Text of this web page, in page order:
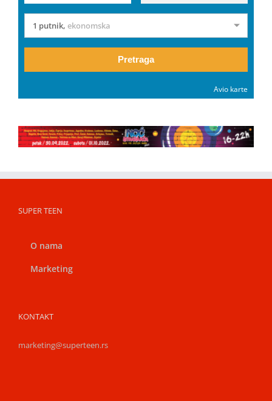
1 putnik, ekonomska
Pretraga
Avio karte
SUPER TEEN
O nama
Marketing
KONTAKT
marketing@superteen.rs